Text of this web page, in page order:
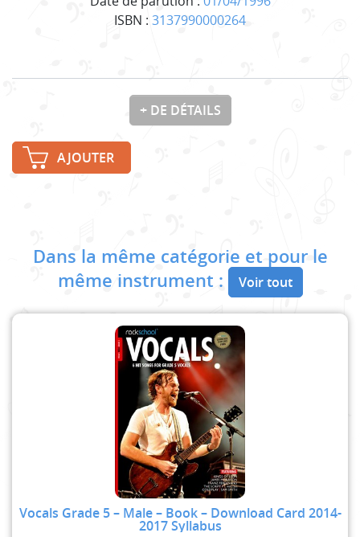
ISBN : 3137990000264
+ DE DÉTAILS
AJOUTER
Dans la même catégorie et pour le
même instrument :
Voir tout
Vocals Grade 5 – Male – Book – Download Card 2014-
2017 Syllabus